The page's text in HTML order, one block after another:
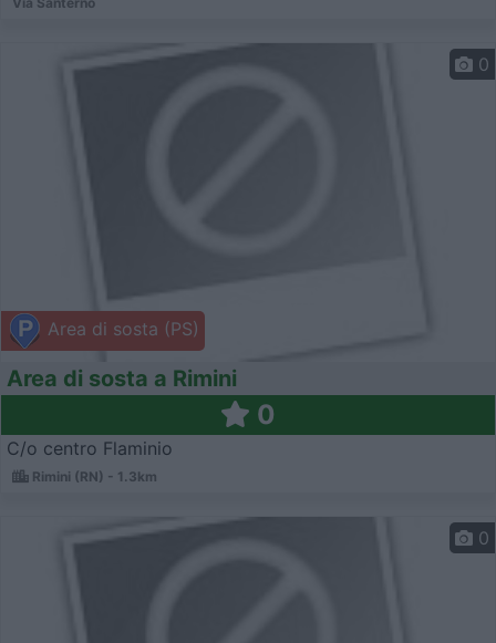
Area di sosta (PS)
0
Area di sosta a Rimini
0
C/o centro Flaminio
Rimini (RN) - 1.3km
0